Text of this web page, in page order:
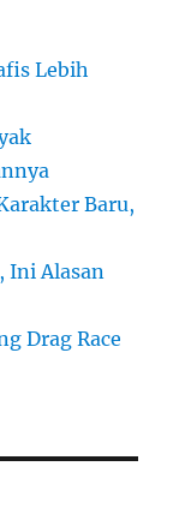
Lebih
Baru,
Ini Alasan
Drag Race